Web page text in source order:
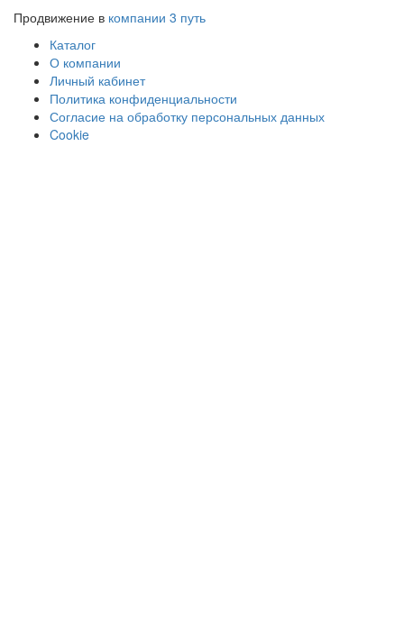
Продвижение в компании 3 путь
Каталог
О компании
Личный кабинет
Политика конфиденциальности
Согласие на обработку персональных данных
Cookie